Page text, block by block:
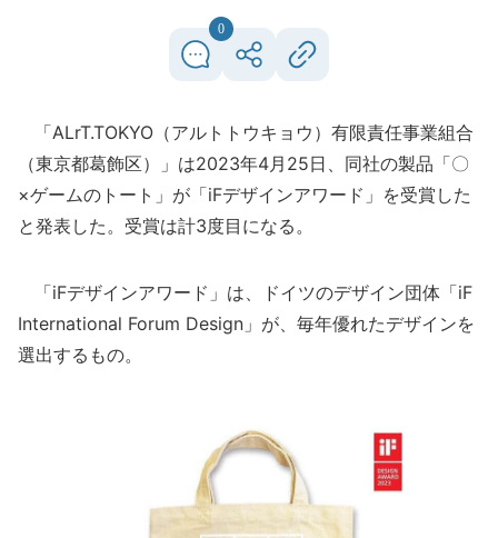
0
「ALrT.TOKYO（アルトトウキョウ）有限責任事業組合
（東京都葛飾区）」は2023年4月25日、同社の製品「〇
×ゲームのトート」が「iFデザインアワード」を受賞した
と発表した。受賞は計3度目になる。
「iFデザインアワード」は、ドイツのデザイン団体「iF
International Forum Design」が、毎年優れたデザインを
選出するもの。